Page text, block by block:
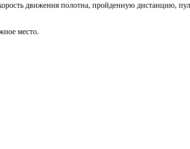
движения полотна, пройденную дистанцию,
место.